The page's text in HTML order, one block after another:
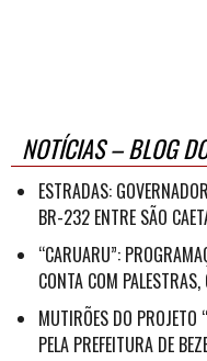
NOTÍCIAS – BLOG
ESTRADAS:
BR-232 ENTRE SÃO
“CARUARU”:
CONTA COM
MUTIRÕES DO PROJETO
PELA PREFEITURA DE